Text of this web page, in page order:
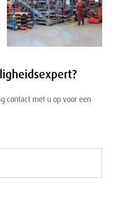
contact met u op voor een